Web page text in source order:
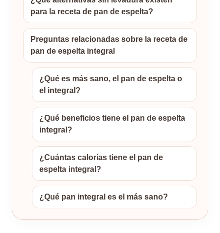
para la receta de pan de espelta?
Preguntas relacionadas sobre la receta de
pan de espelta integral
¿Qué es más sano, el pan de espelta o
el integral?
¿Qué beneficios tiene el pan de espelta
integral?
¿Cuántas calorías tiene el pan de
espelta integral?
¿Qué pan integral es el más sano?